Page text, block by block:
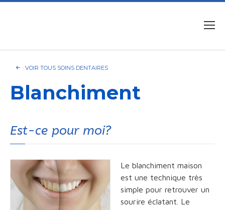
VOIR TOUS SOINS DENTAIRES
Blanchiment
Est-ce pour moi?
Le blanchiment maison
est une technique très
simple pour retrouver un
sourire éclatant. Le